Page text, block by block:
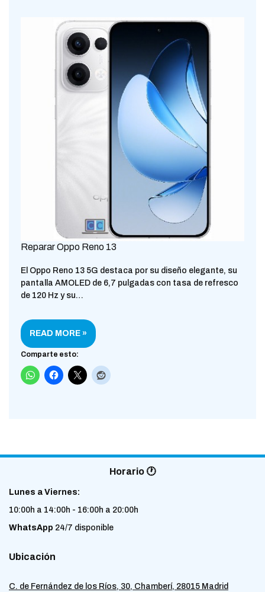
Reparar Oppo Reno 13
El Oppo Reno 13 5G destaca por su diseño elegante, su
pantalla AMOLED de 6,7 pulgadas con tasa de refresco
de 120 Hz y su…
READ MORE »
Comparte esto:
Horario 🕐
Lunes a Viernes:
10:00h a 14:00h - 16:00h a 20:00h
WhatsApp 24/7 disponible
Ubicación
C. de Fernández de los Ríos, 30, Chamberí, 28015 Madrid